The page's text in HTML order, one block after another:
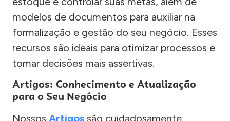
modelos de documentos para auxiliar na
formalização e gestão do seu negócio. Esses
recursos são ideais para otimizar processos e
tomar decisões mais assertivas.
Artigos: Conhecimento e Atualização
para o Seu Negócio